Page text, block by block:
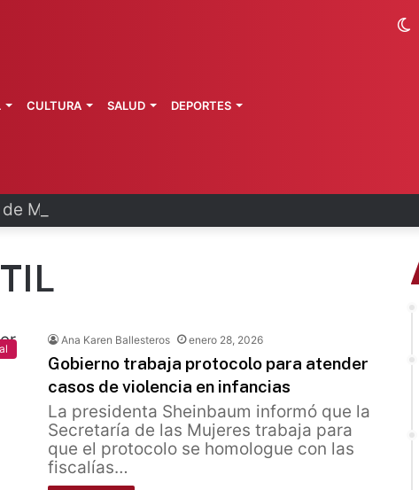
Morelos investiga explosión de pipa
CULTURA SALUD DEPORTES
Ana Karen Ballesteros enero 28, 2026
Gobierno trabaja protocolo para atender
casos de violencia en infancias
La presidenta Sheinbaum informó que la
Secretaría de las Mujeres trabaja para
que el protocolo se homologue con las
fiscalías…